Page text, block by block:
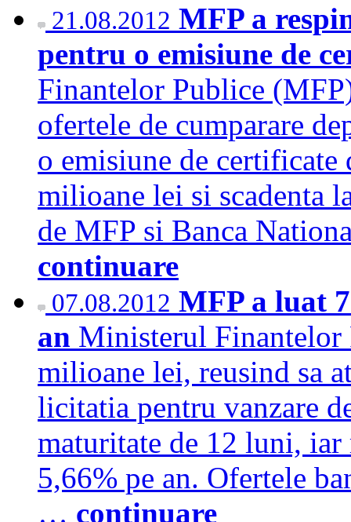
21.08.2012 MFP a
pentru o emisiune de
Finantelor Publice
ofertele de cumparare
o emisiune de certificate
milioane lei si scadenta
de MFP si Banca
continuare
07.08.2012 MFP a luat
an Ministerul Finantelor
milioane lei, reusind sa
licitatia pentru vanzare
maturitate de 12 luni, iar
5,66% pe an. Ofertele
… continuare